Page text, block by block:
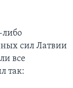
либо
сил Латвии
все
так: